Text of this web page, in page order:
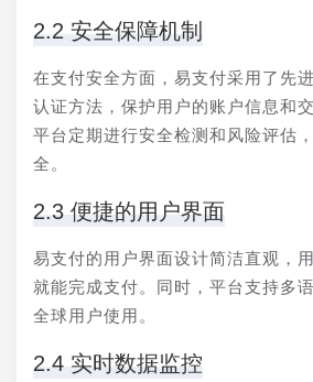
2.2 安全保障机制
在支付安全方面，易支付采用了先
认证方法，保护用户的账户信息和
平台定期进行安全检测和风险评估
全。
2.3 便捷的用户界面
易支付的用户界面设计简洁直观，
就能完成支付。同时，平台支持多
全球用户使用。
2.4 实时数据监控